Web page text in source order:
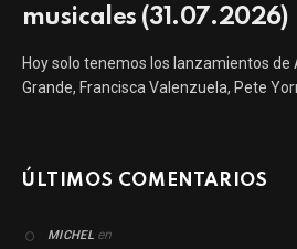
musicales (31.07.2026)
Hoy solo tenemos los lanzamientos de
Grande, Francisca Valenzuela, Pete
ÚLTIMOS COMENTARIOS
MICHEL en